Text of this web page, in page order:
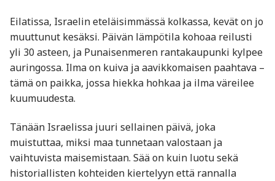
Eilatissa, Israelin eteläisimmässä kolkassa, kevät on jo
muuttunut kesäksi. Päivän lämpötila kohoaa reilusti
yli 30 asteen, ja Punaisenmeren rantakaupunki kylpee
auringossa. Ilma on kuiva ja aavikkomaisen paahtava –
tämä on paikka, jossa hiekka hohkaa ja ilma väreilee
kuumuudesta.
Tänään Israelissa juuri sellainen päivä, joka
muistuttaa, miksi maa tunnetaan valostaan ja
vaihtuvista maisemistaan. Sää on kuin luotu sekä
historiallisten kohteiden kiertelyyn että rannalla